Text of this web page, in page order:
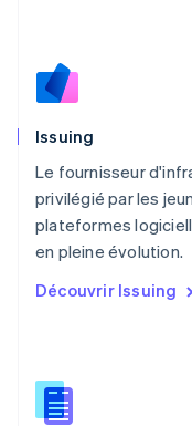
Issuing
Le fournisseur
privilégié par les
plateformes
en pleine évolution.
Découvrir Issuing
Mexique
Español
English
Nouvelle-
Pays-Bas
NederlandsEnglish
Pologne
Portugal
République
English